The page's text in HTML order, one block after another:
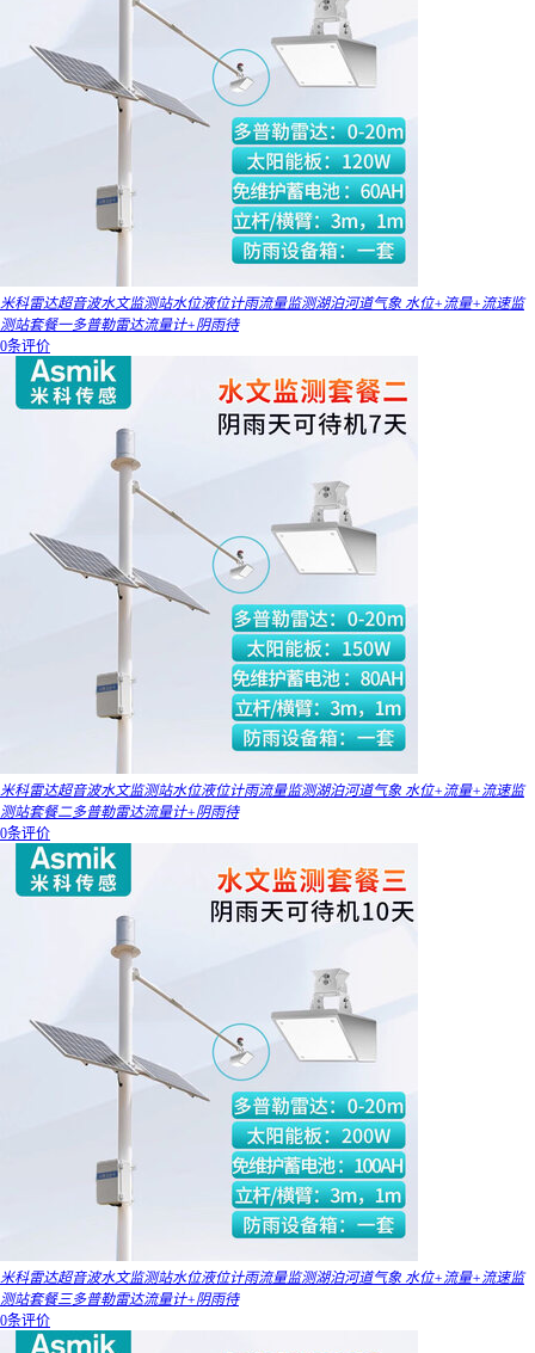
米科雷达超音波水文监测站水位液位计雨流量监测湖泊河道气象 水位+流量+流速监
测站套餐一多普勒雷达流量计+阴雨待
0条评价
米科雷达超音波水文监测站水位液位计雨流量监测湖泊河道气象 水位+流量+流速监
测站套餐二多普勒雷达流量计+阴雨待
0条评价
米科雷达超音波水文监测站水位液位计雨流量监测湖泊河道气象 水位+流量+流速监
测站套餐三多普勒雷达流量计+阴雨待
0条评价